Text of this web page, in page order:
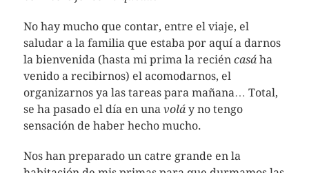
No hay mucho que contar, entre el viaje, el
saludar a la familia que estaba por aquí a darnos
la bienvenida (hasta mi prima la recién casáha
venido a recibirnos) el acomodarnos, el
organizarnos ya las tareas para mañana… Total,
se ha pasado el día en una voláy no tengo
sensación de haber hecho mucho.
Nos han preparado un catre grande en la